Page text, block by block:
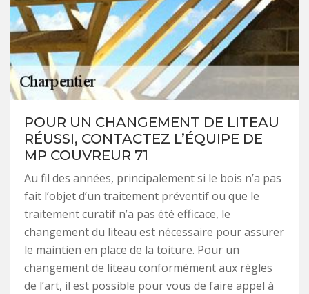
POUR UN CHANGEMENT DE LITEAU
RÉUSSI, CONTACTEZ L’ÉQUIPE DE
MP COUVREUR 71
Au fil des années, principalement si le bois n’a pas
fait l’objet d’un traitement préventif ou que le
traitement curatif n’a pas été efficace, le
changement du liteau est nécessaire pour assurer
le maintien en place de la toiture. Pour un
changement de liteau conformément aux règles
de l’art, il est possible pour vous de faire appel à